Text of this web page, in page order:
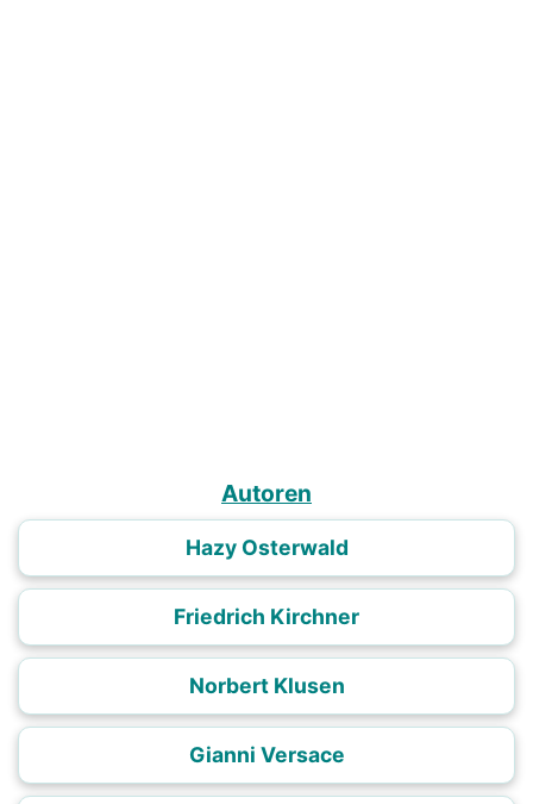
Autoren
Hazy Osterwald
Friedrich Kirchner
Norbert Klusen
Gianni Versace